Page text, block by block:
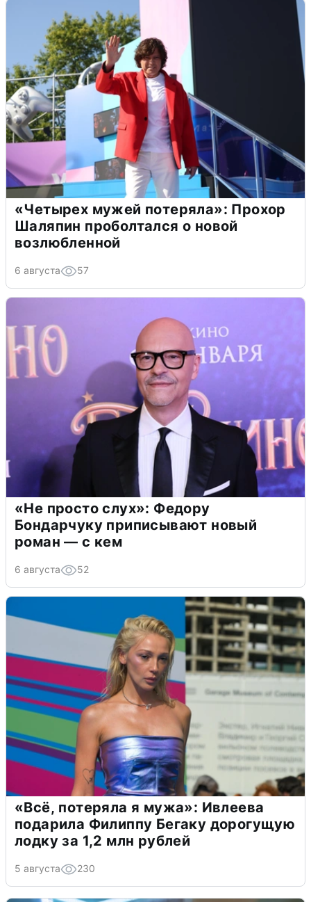
«Четырех мужей потеряла»: Прохор
Шаляпин проболтался о новой
возлюбленной
6 августа 57
«Не просто слух»: Федору
Бондарчуку приписывают новый
роман — с кем
6 августа 52
«Всё, потеряла я мужа»: Ивлеева
подарила Филиппу Бегаку дорогущую
лодку за 1,2 млн рублей
5 августа 230